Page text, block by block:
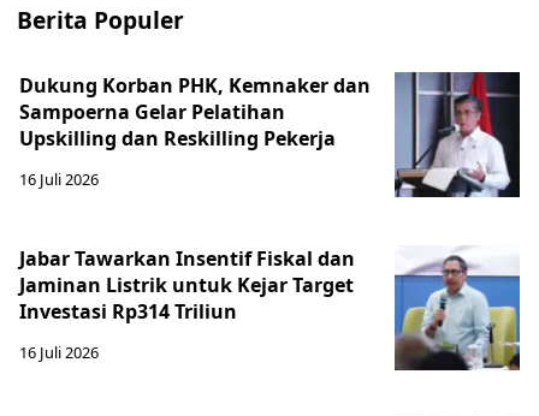
Berita Populer
Dukung Korban PHK, Kemnaker dan
Sampoerna Gelar Pelatihan
Upskilling dan Reskilling Pekerja
16 Juli 2026
Jabar Tawarkan Insentif Fiskal dan
Jaminan Listrik untuk Kejar Target
Investasi Rp314 Triliun
16 Juli 2026